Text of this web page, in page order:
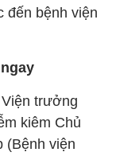
đến bệnh viện
trưởng
kiêm Chủ
(Bệnh viện